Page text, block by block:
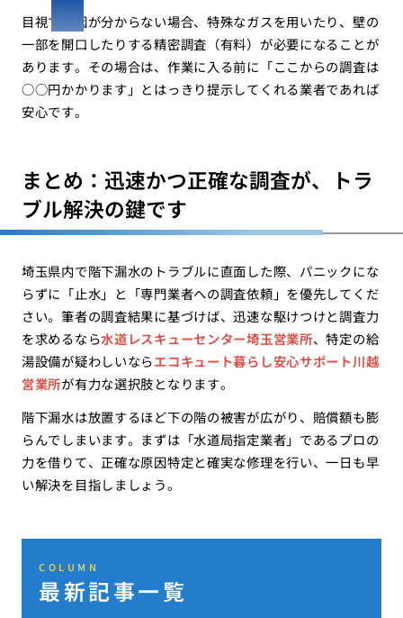
目視で原因が分からない場合、特殊なガスを用いたり、壁の
一部を開口したりする精密調査（有料）が必要になることが
あります。その場合は、作業に入る前に「ここからの調査は
○○円かかります」とはっきり提示してくれる業者であれば
安心です。
まとめ：迅速かつ正確な調査が、トラ
ブル解決の鍵です
埼玉県内で階下漏水のトラブルに直面した際、パニックにな
らずに「止水」と「専門業者への調査依頼」を優先してくだ
さい。筆者の調査結果に基づけば、迅速な駆けつけと調査力
を求めるなら水道レスキューセンター埼玉営業所、特定の給
湯設備が疑わしいならエコキュート暮らし安心サポート川越
営業所が有力な選択肢となります。
階下漏水は放置するほど下の階の被害が広がり、賠償額も膨
らんでしまいます。まずは「水道局指定業者」であるプロの
力を借りて、正確な原因特定と確実な修理を行い、一日も早
い解決を目指しましょう。
COLUMN
最新記事一覧